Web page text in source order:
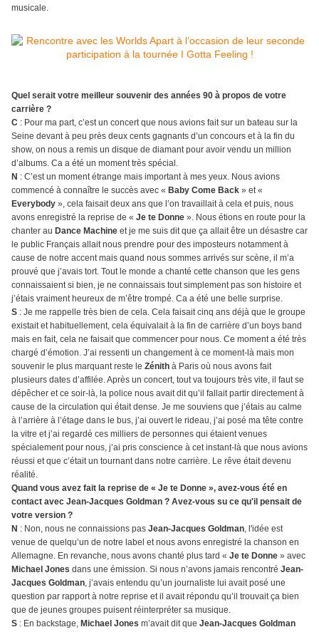
musicale.
Quel serait votre meilleur souvenir des années 90 à propos de votre
carrière ?
C : Pour ma part, c’est un concert que nous avions fait sur un bateau sur la
Seine devant à peu près deux cents gagnants d’un concours et à la fin du
show, on nous a remis un disque de diamant pour avoir vendu un million
d’albums. Ca a été un moment très spécial.
N : C’est un moment étrange mais important à mes yeux. Nous avions
commencé à connaître le succès avec « Baby Come Back » et «
Everybody », cela faisait deux ans que l’on travaillait à cela et puis, nous
avons enregistré la reprise de « Je te Donne ». Nous étions en route pour la
chanter au Dance Machine et je me suis dit que ça allait être un désastre car
le public Français allait nous prendre pour des imposteurs notamment à
cause de notre accent mais quand nous sommes arrivés sur scène, il m’a
prouvé que j’avais tort. Tout le monde a chanté cette chanson que les gens
connaissaient si bien, je ne connaissais tout simplement pas son histoire et
j’étais vraiment heureux de m’être trompé. Ca a été une belle surprise.
S : Je me rappelle très bien de cela. Cela faisait cinq ans déjà que le groupe
existait et habituellement, cela équivalait à la fin de carrière d’un boys band
mais en fait, cela ne faisait que commencer pour nous. Ce moment a été très
chargé d’émotion. J’ai ressenti un changement à ce moment-là mais mon
souvenir le plus marquant reste le Zénith à Paris où nous avons fait
plusieurs dates d’affilée. Après un concert, tout va toujours très vite, il faut se
dépêcher et ce soir-là, la police nous avait dit qu’il fallait partir directement à
cause de la circulation qui était dense. Je me souviens que j’étais au calme
à l’arrière à l’étage dans le bus, j’ai ouvert le rideau, j’ai posé ma tête contre
la vitre et j’ai regardé ces milliers de personnes qui étaient venues
spécialement pour nous, j’ai pris conscience à cet instant-là que nous avions
réussi et que c’était un tournant dans notre carrière. Le rêve était devenu
réalité.
Quand vous avez fait la reprise de « Je te Donne », avez-vous été en
contact avec Jean-Jacques Goldman ? Avez-vous su ce qu'il pensait de
votre version ?
N : Non, nous ne connaissions pas Jean-Jacques Goldman, l'idée est
venue de quelqu’un de notre label et nous avons enregistré la chanson en
Allemagne. En revanche, nous avons chanté plus tard « Je te Donne » avec
Michael Jones dans une émission. Si nous n’avons jamais rencontré Jean-
Jacques Goldman, j’avais entendu qu’un journaliste lui avait posé une
question par rapport à notre reprise et il avait répondu qu’il trouvait ça bien
que de jeunes groupes puisent réinterpréter sa musique.
S : En backstage, Michael Jones m’avait dit que Jean-Jacques Goldman